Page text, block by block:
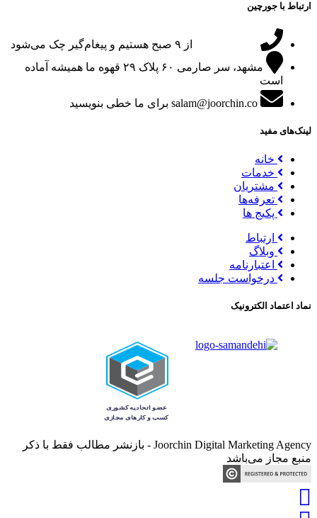
ارتباط با جورچین
از ۹ صبح هستیم و پیغام‌گیر چک می‌شود
مشهد، سر صارمی ۶۰ پلاک ۲۹
قهوه ما همیشه آماده
است
salam@joorchin.co برای ما خطی بنویسید
لینک‌های مفید
خانه
خدمات
مشتریان
تعرفه‌ها
پکیج ها
ارتباط
وبلاگ
اعتبارنامه
درخواست جلسه
نماد اعتماد الکترونیک
Joorchin Digital Marketing Agency - بازنشر مطالب فقط با ذکر
منبع مجاز می‌باشد